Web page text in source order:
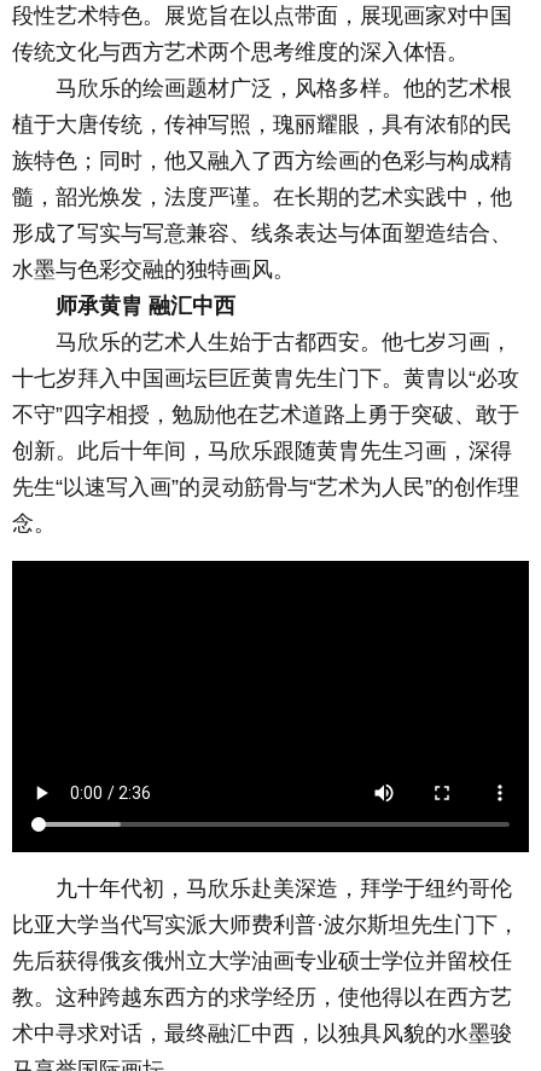
段性艺术特色。展览旨在以点带面，展现画家对中国
传统文化与西方艺术两个思考维度的深入体悟。
马欣乐的绘画题材广泛，风格多样。他的艺术根
植于大唐传统，传神写照，瑰丽耀眼，具有浓郁的民
族特色；同时，他又融入了西方绘画的色彩与构成精
髓，韶光焕发，法度严谨。在长期的艺术实践中，他
形成了写实与写意兼容、线条表达与体面塑造结合、
水墨与色彩交融的独特画风。
师承黄胄 融汇中西
马欣乐的艺术人生始于古都西安。他七岁习画，
十七岁拜入中国画坛巨匠黄胄先生门下。黄胄以“必攻
不守”四字相授，勉励他在艺术道路上勇于突破、敢于
创新。此后十年间，马欣乐跟随黄胄先生习画，深得
先生“以速写入画”的灵动筋骨与“艺术为人民”的创作理
念。
九十年代初，马欣乐赴美深造，拜学于纽约哥伦
比亚大学当代写实派大师费利普·波尔斯坦先生门下，
先后获得俄亥俄州立大学油画专业硕士学位并留校任
教。这种跨越东西方的求学经历，使他得以在西方艺
术中寻求对话，最终融汇中西，以独具风貌的水墨骏